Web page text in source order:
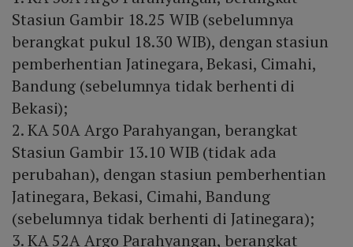
Stasiun Gambir 18.25 WIB (sebelumnya
berangkat pukul 18.30 WIB), dengan stasiun
pemberhentian Jatinegara, Bekasi, Cimahi,
Bandung (sebelumnya tidak berhenti di
Bekasi);
2. KA 50A Argo Parahyangan, berangkat
Stasiun Gambir 13.10 WIB (tidak ada
perubahan), dengan stasiun pemberhentian
Jatinegara, Bekasi, Cimahi, Bandung
(sebelumnya tidak berhenti di Jatinegara);
3. KA 52A Argo Parahyangan, berangkat